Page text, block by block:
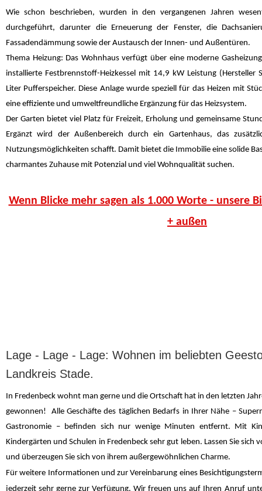
Wie schon beschrieben, wurden in den vergangenen Jahren
durchgeführt, darunter die Erneuerung der Fenster, die
Fassadendämmung sowie der Austausch der Innen- und Außentüren.
Thema Heizung: Das Wohnhaus verfügt über eine moderne
installierte Festbrennstoff-Heizkessel mit 14,9 kW Leistung (Hersteller
Liter Pufferspeicher. Diese Anlage wurde speziell für das Heizen mit
eine effiziente und umweltfreundliche Ergänzung für das Heizsystem.
Der Garten bietet viel Platz für Freizeit, Erholung und gemeinsame
Ergänzt wird der Außenbereich durch ein Gartenhaus, das
Nutzungsmöglichkeiten schafft. Damit bietet die Immobilie eine solide
charmantes Zuhause mit Potenzial und viel Wohnqualität suchen.
Wenn Blicke mehr sagen als 1.000 Worte - unsere
+ außen
Lage - Lage - Lage: Wohnen im beliebten
Landkreis Stade.
In Fredenbeck wohnt man gerne und die Ortschaft hat in den letzten
gewonnen! Alle Geschäfte des täglichen Bedarfs in Ihrer Nähe –
Gastronomie – befinden sich nur wenige Minuten entfernt. Mit
Kindergärten und Schulen in Fredenbeck sehr gut leben. Lassen Sie sich
und überzeugen Sie sich von ihrem außergewöhnlichen Charme.
Für weitere Informationen und zur Vereinbarung eines
jederzeit sehr gerne zur Verfügung. Wir freuen uns auf Ihren Anruf